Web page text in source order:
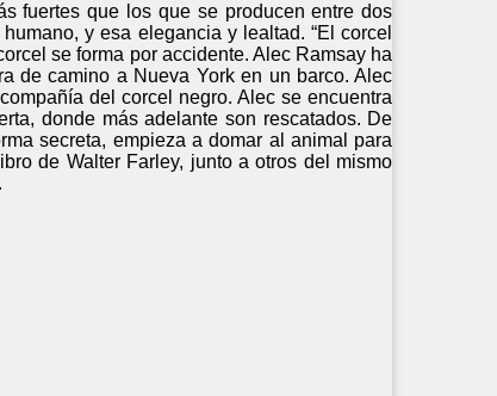
fuertes que los que se producen entre dos
y esa elegancia y lealtad. “El corcel
se forma por accidente. Alec Ramsay ha
de camino a Nueva York en un barco. Alec
del corcel negro. Alec se encuentra
donde más adelante son rescatados. De
secreta, empieza a domar al animal para
de Walter Farley, junto a otros del mismo